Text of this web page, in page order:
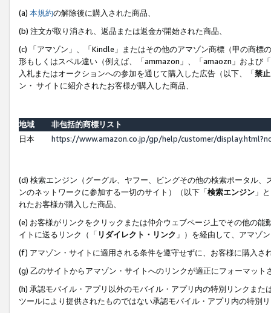
(a) 本規約の解除後に購入された商品、
(b) 注文が取り消され、返品または返金が開始された商品、
(c) 「アマゾン」、「Kindle」またはその他のアマゾン商標（甲の商
形もしくはスペル違い（例えば、「ammazon」、「amaozn」および
入札またはオークションへの参加を通じて購入した広告（以下、「禁
ン・ サイトに紹介されたお客様が購入した商品、
地域
非包括的商標リスト
日本
https://www.amazon.co.jp/gp/help/customer/
(d) 検索エンジン（グーグル、ヤフー、ビングその他の検索ポータル
ンのネットワークに参加する一切のサイト）（以下「検索エンジン 」
れたお客様が購入した商品、
(e) お客様がリンクをクリックまたは仲介ウェブページ上でその他の
イトに送るリンク（「 リダイレクト・リンク 」）を経由して、アマゾ
(f) アマゾン・サイトに適用される条件を遵守せずに、お客様に購入さ
(g) 乙のサイトからアマゾン・サイトへのリンクが適正にフォーマッ
(h) 承認モバイル・アプリ以外のモバイル・アプリ内の特別リンクま
ツールにより提供されたものではない承認モバイル・アプリ内の特別